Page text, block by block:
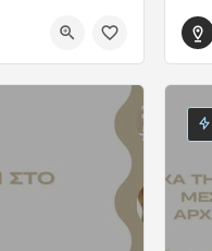
Οδήγησε την Αλλαγή και Επηρέασε το Μέλλον
- 1 Νοεμβρίου 2026 19:00
1